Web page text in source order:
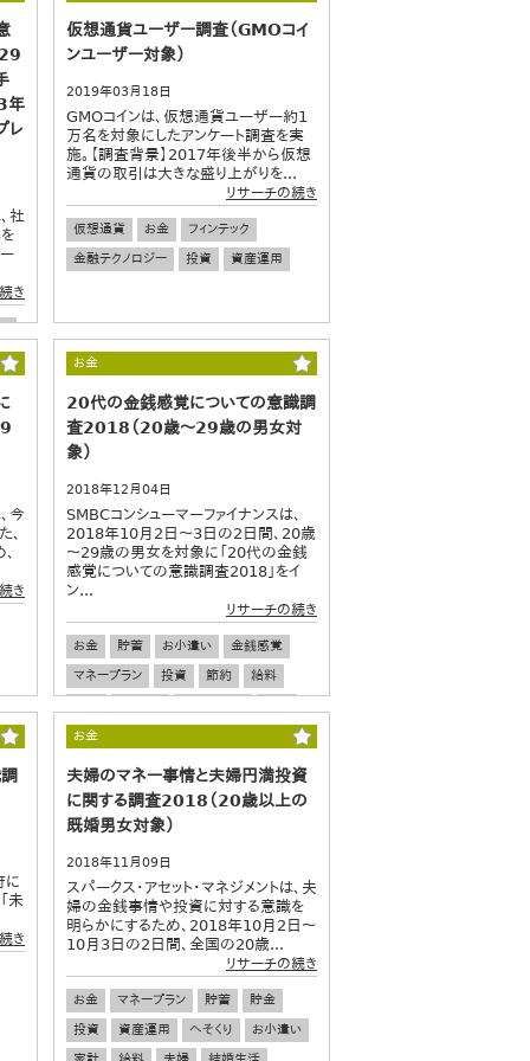
年
レ
社
き
仮想通貨ユーザー調査（GMOコイ
ンユーザー対象）
2019年03月18日
GMOコインは、仮想通貨ユーザー約1
万名を対象にしたアンケート調査を実
施。【調査背景】2017年後半から仮想
通貨の取引は大きな盛り上がりを...
リサーチの続き
仮想通貨 お金
フィンテック
金融テクノロジー
投資 資産運用
今
、
き
お金
20代の金銭感覚についての意識調
査2018（20歳～29歳の男女対
象）
2018年12月04日
SMBCコンシューマーファイナンスは、
2018年10月2日～3日の2日間、20歳
～29歳の男女を対象に「20代の金銭
感覚についての意識調査2018」をイ
ン...
リサーチの続き
お金 貯蓄 お小遣い
金銭感覚
マネープラン
投資 節約
給料
eスポーツ
に
未
き
お金
夫婦のマネー事情と夫婦円満投資
に関する調査2018（20歳以上の
既婚男女対象）
2018年11月09日
スパークス・アセット・マネジメントは、夫
婦の金銭事情や投資に対する意識を
明らかにするため、2018年10月2日～
10月3日の2日間、全国の20歳...
リサーチの続き
お金 マネープラン 貯蓄
貯金
投資
資産運用 へそくり
お小遣い